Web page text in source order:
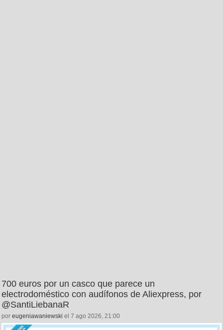
700 euros por un casco que parece un
electrodoméstico con audífonos de Aliexpress, por
@SantiLiebanaR
por eugeniawaniewski el 7 ago 2026, 21:00